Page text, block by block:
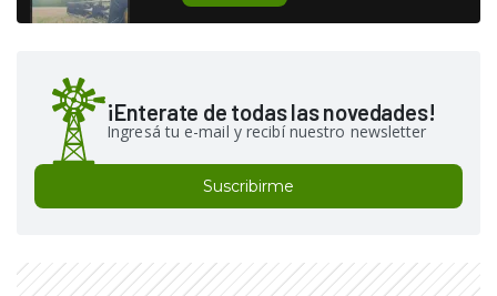
¡Enterate de todas las novedades!
Ingresá tu e-mail y recibí nuestro newsletter
Suscribirme